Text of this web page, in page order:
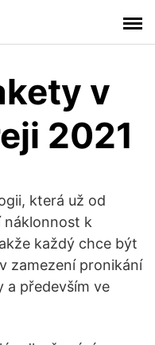
v
2021
která už od
náklonnost k
každý chce být
zamezení pronikání
a především ve